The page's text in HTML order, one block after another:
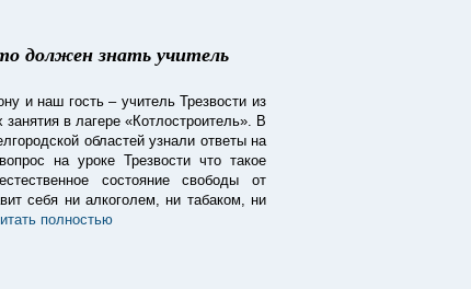
должен знать учитель
и наш гость – учитель Трезвости из
в лагере «Котлостроитель». В
областей узнали ответы на
на уроке Трезвости что такое
состояние свободы от
себя ни алкоголем, ни табаком, ни
полностью